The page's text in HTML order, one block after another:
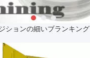
ションの細いブランキング